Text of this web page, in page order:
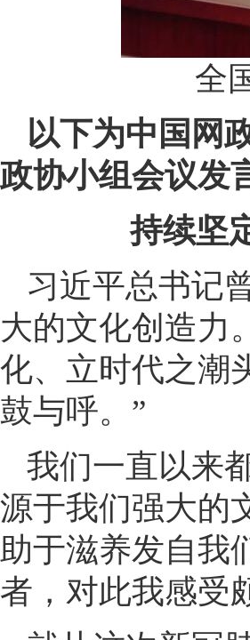
全
以下为中国网
政协小组会议发
持续坚
习近平总书记
大的文化创造力
化、立时代之潮
鼓与呼。”
我们一直以来
源于我们强大的
助于滋养发自我
者，对此我感受